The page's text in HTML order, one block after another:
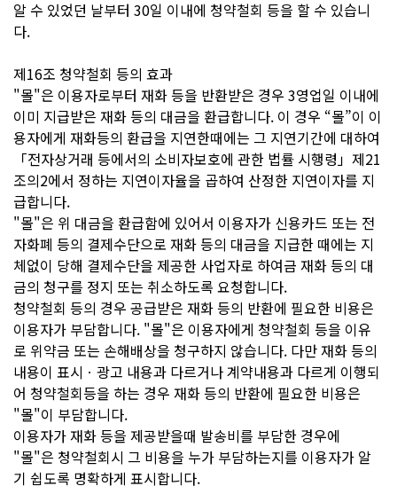
알 수 있었던 날부터 30일 이내에 청약철회 등을 할 수 있습니
다.
제16조 청약철회 등의 효과
"몰"은 이용자로부터 재화 등을 반환받은 경우 3영업일 이내에
이미 지급받은 재화 등의 대금을 환급합니다. 이 경우 “몰”이 이
용자에게 재화등의 환급을 지연한때에는 그 지연기간에 대하여
「전자상거래 등에서의 소비자보호에 관한 법률 시행령」제21
조의2에서 정하는 지연이자율을 곱하여 산정한 지연이자를 지
급합니다.
"몰"은 위 대금을 환급함에 있어서 이용자가 신용카드 또는 전
자화폐 등의 결제수단으로 재화 등의 대금을 지급한 때에는 지
체없이 당해 결제수단을 제공한 사업자로 하여금 재화 등의 대
금의 청구를 정지 또는 취소하도록 요청합니다.
청약철회 등의 경우 공급받은 재화 등의 반환에 필요한 비용은
이용자가 부담합니다. "몰"은 이용자에게 청약철회 등을 이유
로 위약금 또는 손해배상을 청구하지 않습니다. 다만 재화 등의
내용이 표시ㆍ광고 내용과 다르거나 계약내용과 다르게 이행되
어 청약철회등을 하는 경우 재화 등의 반환에 필요한 비용은
"몰"이 부담합니다.
이용자가 재화 등을 제공받을때 발송비를 부담한 경우에
"몰"은 청약철회시 그 비용을 누가 부담하는지를 이용자가 알
기 쉽도록 명확하게 표시합니다.